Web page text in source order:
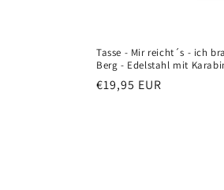
Tasse - Mir reicht´s - ich
Berg - Edelstahl mit
Normaler
€19,95 EUR